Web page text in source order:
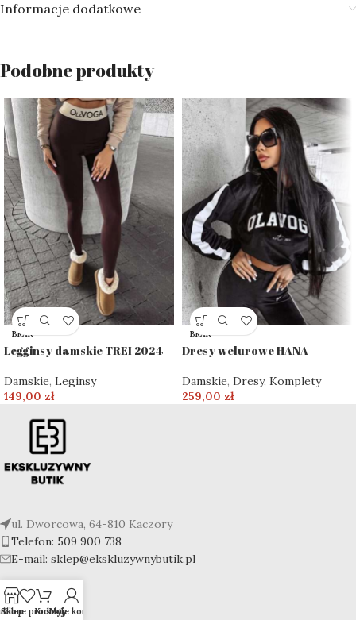
Informacje dodatkowe
Podobne produkty
BRAK
Legginsy damskie TREI 2024
Damskie, Leginsy
149,00 zł
BRAK
Dresy welurowe HANA
Damskie, Dresy, Komplety
259,00 zł
ul. Dworcowa, 64-810 Kaczory
Telefon: 509 900 738
E-mail: sklep@ekskluzywnybutik.pl
SKLEP
Sklep produkty
Koszyk
Moje konto